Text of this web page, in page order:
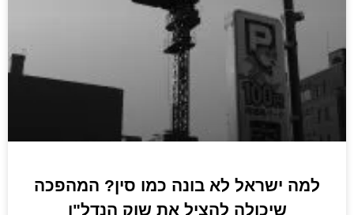
למה ישראל לא בונה כמו סין? המהפכה
שיכולה להציל את שוק הנדל"ן